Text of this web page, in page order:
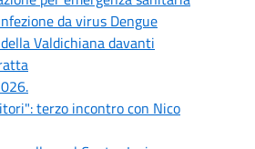
da virus Dengue
Valdichiana davanti
terzo incontro con Nico